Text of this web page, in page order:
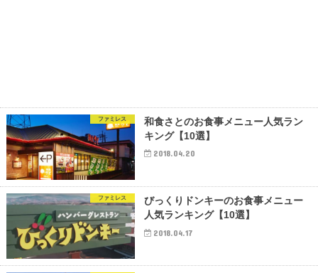
ファミレス
和食さとのお食事メニュー人気ラン
キング【10選】
2018.04.20
ファミレス
びっくりドンキーのお食事メニュー
人気ランキング【10選】
2018.04.17